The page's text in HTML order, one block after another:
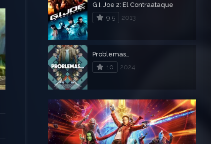
G.I. Joe 2: El Contraataque
9.5
2013
Problemas…
10
2024